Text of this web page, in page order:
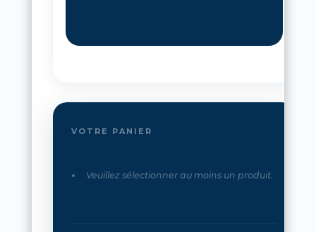
VOTRE PANIER
Veuillez sélectionner au moins un produit.